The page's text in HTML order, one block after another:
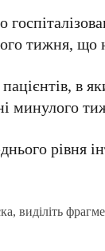
тижня,
пацієнтів,
минулого
рівня